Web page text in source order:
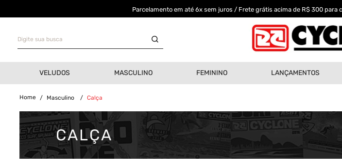
Parcelamento em até 6x sem juros / Frete grátis acima de R$ 300 para
TERMOS MAIS BUSCADOS
Bermuda
2º Camisa
3 Boné
4º Oversized
5º Jaqueta Veludo
VELUDOS MASCULINO FEMININO LANÇAMENTOS
Masculino Calça
CALÇA